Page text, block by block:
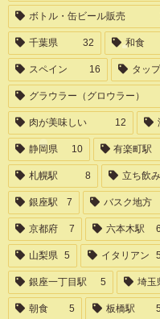
ボトル・缶ビール販売
千葉県 32 和食
スペイン 16 タッ
グラウラー（グロウラー）
肉が美味しい 12
静岡県 10 有楽町駅
札幌駅 8 立ち飲
銀座駅 7 バスク地方
京都府 7 六本木駅 6
山梨県 5 イタリアン 5
銀座一丁目駅 5 埼玉
朝食 5 板橋駅 5